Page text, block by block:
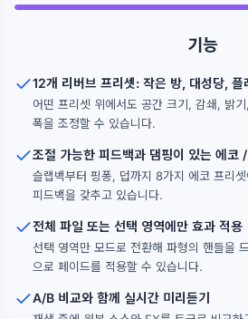
기능
12개 리버브 프리셋: 작은 방, 대성당, 플
어떤 프리셋 위에서도 공간 크기, 감쇄, 밝
폭을 조정할 수 있습니다.
조절 가능한 피드백과 댐핑이 있는 에코 /
슬랩백부터 핑퐁, 덥까지 8가지 에코 프리
피드백을 갖추고 있습니다.
전체 파일 또는 선택 영역에만 효과 적용
선택 영역만 모드로 전환해 파형의 핸들을
으로 페이드를 적용할 수 있습니다.
A/B 비교와 함께 실시간 미리듣기